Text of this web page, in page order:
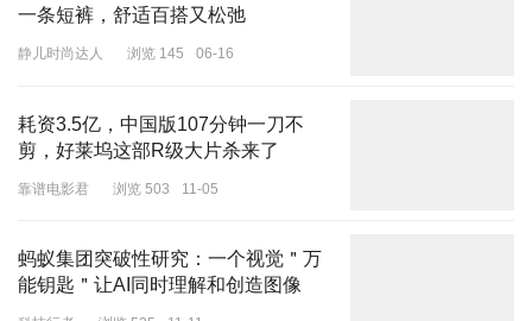
一条短裤，舒适百搭又松弛
静儿时尚达人 浏览 145 06-16
耗资3.5亿，中国版107分钟一刀不
剪，好莱坞这部R级大片杀来了
靠谱电影君 浏览 503 11-05
蚂蚁集团突破性研究：一个视觉＂万
能钥匙＂让AI同时理解和创造图像